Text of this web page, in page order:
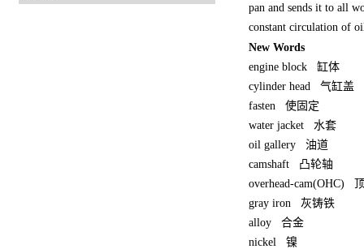
pan and sends it to all
constant circulation of
New Words
engine block 缸体
cylinder head 气缸盖
fasten 使固定
water jacket 水套
oil gallery 油道
camshaft 凸轮轴
overhead-cam(OHC)
gray iron 灰铸铁
alloy 合金
nickel 镍